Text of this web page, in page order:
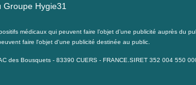
Groupe Hygie31
médicaux qui peuvent faire l’objet d’une publicité auprès du
faire l'objet d'une publicité destinée au public.
Bousquets - 83390 CUERS - FRANCE.SIRET 352 004 550